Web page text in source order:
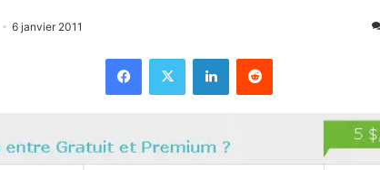
6 janvier 2011